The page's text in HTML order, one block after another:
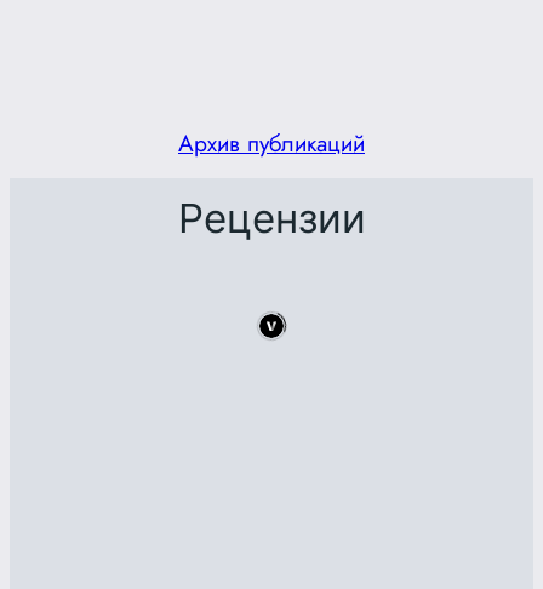
Архив публикаций
Рецензии